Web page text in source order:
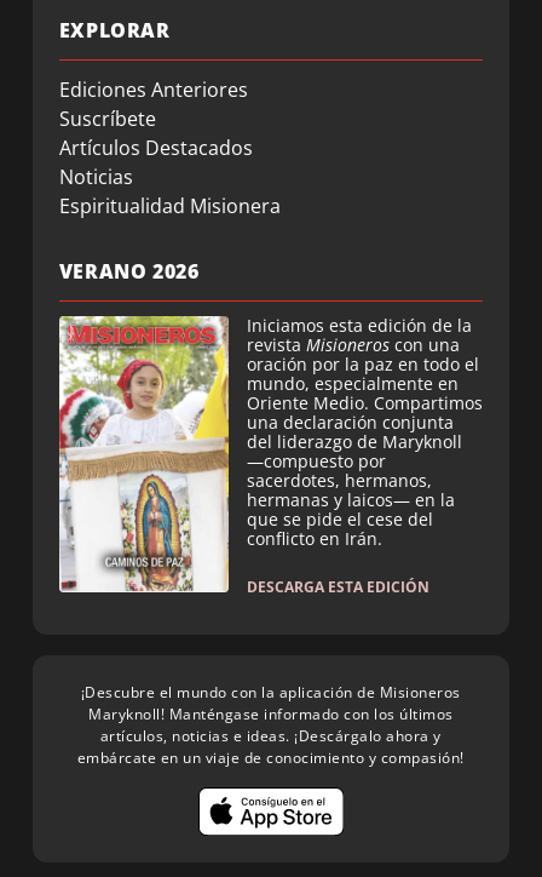
EXPLORAR
Ediciones Anteriores
Suscríbete
Artículos Destacados
Noticias
Espiritualidad Misionera
VERANO 2026
Iniciamos esta edición de la
revista Misioneros con una
oración por la paz en todo el
mundo, especialmente en
Oriente Medio. Compartimos
una declaración conjunta
del liderazgo de Maryknoll
—compuesto por
sacerdotes, hermanos,
hermanas y laicos— en la
que se pide el cese del
conflicto en Irán.
DESCARGA ESTA EDICIÓN
¡Descubre el mundo con la aplicación de Misioneros
Maryknoll! Manténgase informado con los últimos
artículos, noticias e ideas. ¡Descárgalo ahora y
embárcate en un viaje de conocimiento y compasión!